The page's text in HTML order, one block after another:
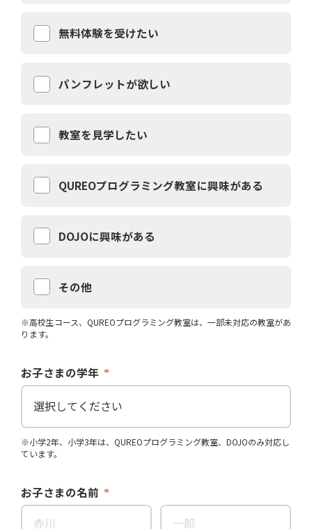
無料体験を受けたい
パンフレットが欲しい
教室を見学したい
QUREOプログラミング教室に興味がある
DOJOに興味がある
その他
※高校生コース、QUREOプログラミング教室は、一部未対応の教室があ
ります。
お子さまの学年
※小学2年、小学3年は、QUREOプログラミング教室、DOJOのみ対応し
ています。
お子さまの名前